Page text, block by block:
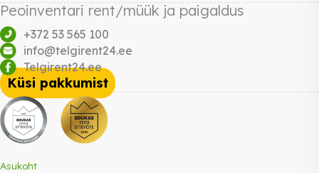
Peoinventari rent/müük ja paigaldus
+372 53 565 100
info@telgirent24.ee
Telgirent24.ee
Küsi pakkumist
Asukoht